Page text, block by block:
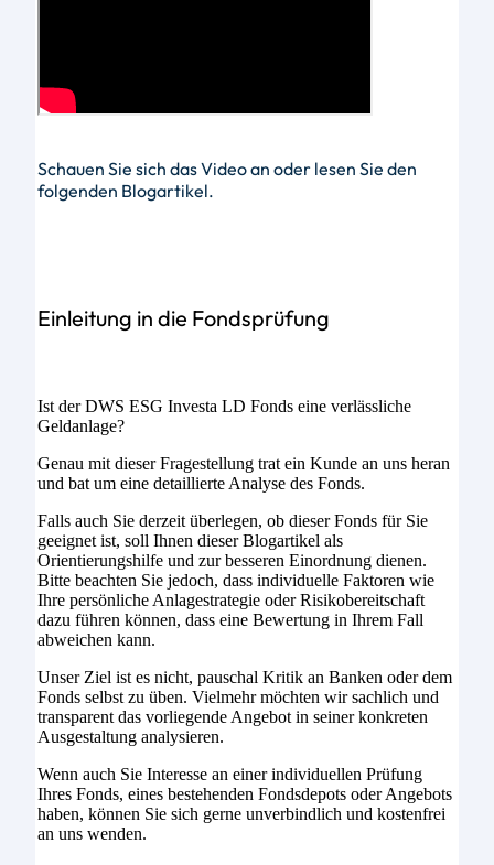
Schauen Sie sich das Video an oder lesen Sie den
folgenden Blogartikel.
Einleitung in die Fondsprüfung
Ist der DWS ESG Investa LD Fonds eine verlässliche
Geldanlage?
Genau mit dieser Fragestellung trat ein Kunde an uns heran
und bat um eine detaillierte Analyse des Fonds.
Falls auch Sie derzeit überlegen, ob dieser Fonds für Sie
geeignet ist, soll Ihnen dieser Blogartikel als
Orientierungshilfe und zur besseren Einordnung dienen.
Bitte beachten Sie jedoch, dass individuelle Faktoren wie
Ihre persönliche Anlagestrategie oder Risikobereitschaft
dazu führen können, dass eine Bewertung in Ihrem Fall
abweichen kann.
Unser Ziel ist es nicht, pauschal Kritik an Banken oder dem
Fonds selbst zu üben. Vielmehr möchten wir sachlich und
transparent das vorliegende Angebot in seiner konkreten
Ausgestaltung analysieren.
Wenn auch Sie Interesse an einer individuellen Prüfung
Ihres Fonds, eines bestehenden Fondsdepots oder Angebots
haben, können Sie sich gerne unverbindlich und kostenfrei
an uns wenden.